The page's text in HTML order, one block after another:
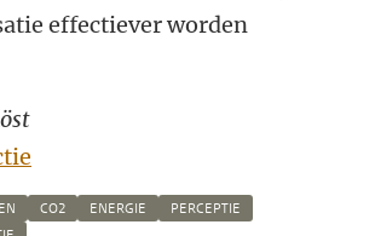
effectiever worden
CO2 ENERGIE
PERCEPTIE